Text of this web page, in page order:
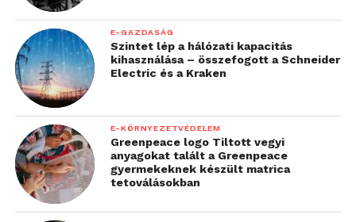
változásokhoz.”
E-GAZDASÁG
Szintet lép a hálózati kapacitás
kihasználása – összefogott a Schneider
Electric és a Kraken
E-KÖRNYEZETVÉDELEM
Greenpeace logo Tiltott vegyi
anyagokat talált a Greenpeace
gyermekeknek készült matrica
tetoválásokban